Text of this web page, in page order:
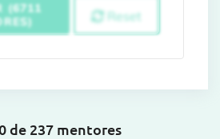
(6711
Reset
de 237 mentores